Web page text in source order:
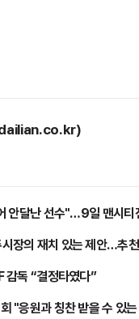
안달난 선수"…9일 맨시티
시장의 재치 있는 제안…추
독 “결정타였다”
"응원과 칭찬 받을 수 있